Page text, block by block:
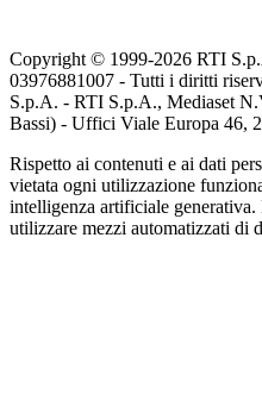
Copyright © 1999-2026 RTI
03976881007 - Tutti i diritti
S.p.A. - RTI S.p.A., Mediaset
Bassi) - Uffici Viale Europa 46,
Rispetto ai contenuti e ai dati
vietata ogni utilizzazione
intelligenza artificiale
utilizzare mezzi automatizzati di